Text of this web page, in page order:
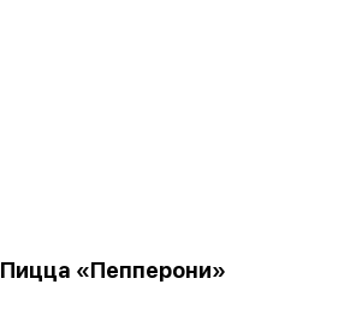
Пицца «Пепперони»